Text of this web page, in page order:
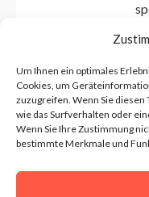
Um Ihnen ein optimales
Cookies, um
zuzugreifen. Wenn Sie
wie das Surfverhalten oder
Wenn Sie Ihre Zustimmung
bestimmte Merkmale und